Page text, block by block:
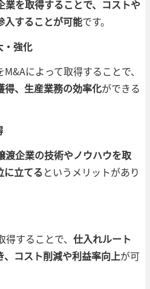
業を取得することで、コストや
入することが可能です。
・強化
によって取得することで、
得、生産業務の効率化ができる
渡企業の技術やノウハウを取
に立てるというメリットがあり
することで、 仕入れルート
コスト削減や利益率向上が可